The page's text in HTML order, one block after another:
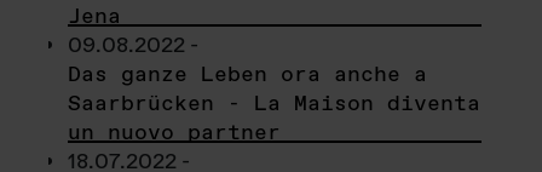
Jena
09.08.2022 -
Das ganze Leben ora anche a
Saarbrücken - La Maison diventa
un nuovo partner
18.07.2022 -